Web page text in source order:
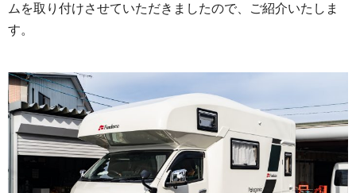
ムを取り付けさせていただきましたので、ご紹介いたしま
す。